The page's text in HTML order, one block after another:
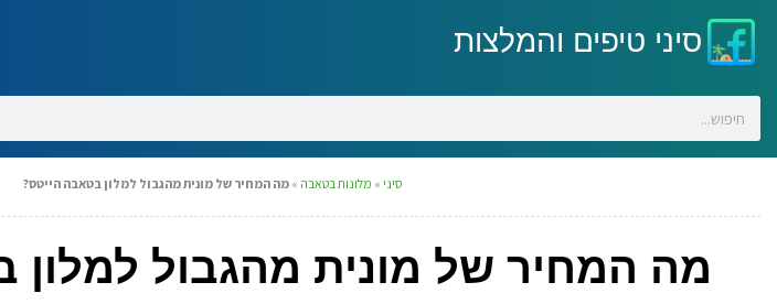
סיני טיפים והמלצות
סיני » מלונות בטאבה » מה המחיר של מונית מהגבול למלון בטאבה הייטס?
מה המחיר של מונית מהגבול למלון